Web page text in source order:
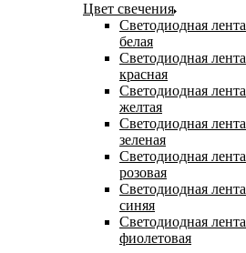
Цвет свечения
Светодиодная лента
белая
Светодиодная лента
красная
Светодиодная лента
желтая
Светодиодная лента
зеленая
Светодиодная лента
розовая
Светодиодная лента
синяя
Светодиодная лента
фиолетовая